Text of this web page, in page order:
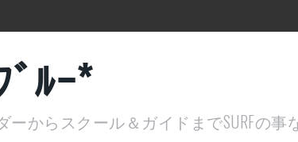
ﾞﾙｰ*
ーからスクール＆ガイドまでSURFの事